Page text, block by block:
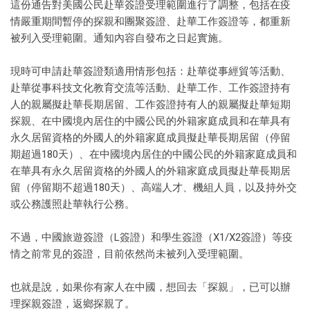
這份通告對美國公民赴華簽證受理範圍進行了調整，包括在疫
情嚴重期間暫停的探親和團聚簽證、赴華工作簽證等，都重新
被列入受理範圍。通知內容自發布之日起實施。
現時可申請赴華簽證類適用情形包括：赴華從事經貿等活動、
赴華從事科技文化教育交流等活動、赴華工作、工作簽證持有
人的親屬擬赴華長期居留、工作簽證持有人的親屬擬赴華短期
探親、在中國境內居住的中國公民的外籍家庭成員和在華具有
永久居留資格的外國人的外籍家庭成員擬赴華長期居留（停留
期超過180天）、在中國境內居住的中國公民的外籍家庭成員和
在華具有永久居留資格的外國人的外籍家庭成員擬赴華長期居
留（停留期不超過180天）、高端人才、機組人員，以及持外交
或公務護照赴華執行公務。
不過，中國旅遊簽證（L簽證）和學生簽證（X1/X2簽證）等疫
情之前常見的簽證，目前依然尚未被列入受理範圍。
也就是說，如果你有家人在中國，想回去「探親」，已可以辦
理探親簽證，返鄉探親了。